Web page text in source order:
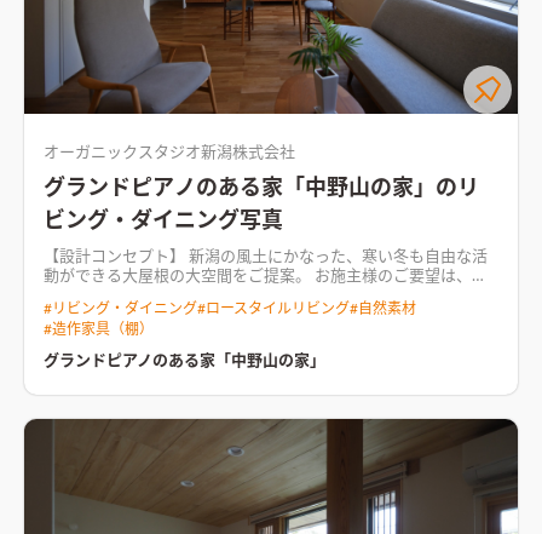
オーガニックスタジオ新潟株式会社
グランドピアノのある家「中野山の家」のリ
ビング・ダイニング写真
【設計コンセプト】 新潟の風土にかなった、寒い冬も自由な活
動ができる大屋根の大空間をご提案。 お施主様のご要望は、グ
を吸音材としても利用し、ピアノの響き過ぎを防止する。 温度
と水蒸気は自在にコントロールできた。 最後に残る物理要素
「いい音」へ挑戦したエコハウス。 【外観・内観】 屋根は日射
で 敷地西側の水路に雪を落とす非対称な切妻屋根とした。 十分
な断熱性能をもたせた室内は、ほぼワンルームの広々としたス
ピアノ演奏を楽しむことができる。 【住宅性能】 UA値＝0.28
ｗ／㎡K C値＝0.56（実測） 年間冷暖房費用の試算 28,5
00円 （利用ソフト：ホームズ君）電気量単価27円／KWｈ 暖
房形式：床下エアコン 1台 冷房形式：ルームエアコン 1
台 換気設備： 1種全熱換気 ＊冷暖房の電気代は、車の燃費表
示と同様にルールに則った試算なので、実際の光熱費を保証する
#リビング・ダイニング#ロースタイルリビング#自然素材
#造作家具（棚）
グランドピアノのある家「中野山の家」